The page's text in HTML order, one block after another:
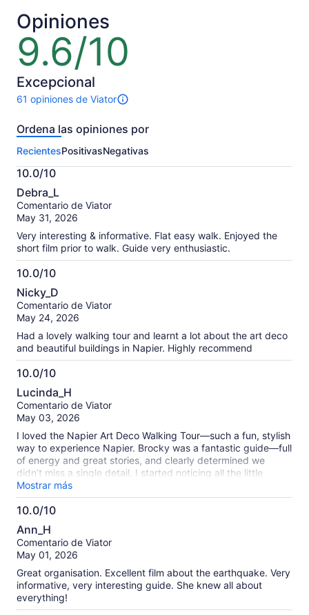
por
adulto
Opiniones
9.6/10
9.6
de
10
Excepcional
61 opiniones de Viator
Hay
opiniones
esta
actividad.
Más
información
sobre
nuestras
verificadas
Ordena las opiniones por
RecientesPositivasNegativas
10.0/10
10.0
de
10
Debra_L
Comentario de Viator
May 31, 2026
Very interesting & informative. Flat easy walk. Enjoyed the
short film prior to walk. Guide very enthusiastic.
10.0/10
10.0
de
10
Nicky_D
Comentario de Viator
May 24, 2026
Had a lovely walking tour and learnt a lot about the art deco
and beautiful buildings in Napier. Highly recommend
10.0/10
10.0
de
10
Lucinda_H
Comentario de Viator
May 03, 2026
I loved the Napier Art Deco Walking Tour—such a fun, stylish
way to experience Napier. Brocky was a fantastic guide—full
of energy and great stories, and clearly determined we
didn’t miss a single detail. I started noticing all the little
touches—the curves, symmetry, and flourishes that make
the whole town feel like it never quite left the 1930s. Not
exactly a “tick-the-box” tour… more like being let in on a very
Mostrar más
10.0/10
10.0
de
10
Ann_H
Comentario de Viator
May 01, 2026
Great organisation. Excellent film about the earthquake. Very
informative, very interesting guide. She knew all about
everything!